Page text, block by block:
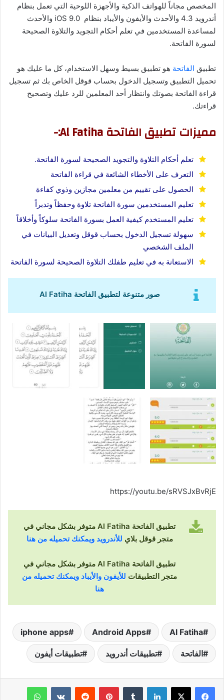
المخصص مجاناً للهواتف الذكية والأجهزة اللوحية التي تعمل بنظام
أندرويد 4.3 والأحدث والأيفون والأيباد بنظام iOS 9.0 والأحدث
لمساعدة المستخدمين في تعلم أحكام التجويد والتلاوة الصحيحة
لسورة الفاتحة.
تطبيق الفاتحة هو تطبيق بسيط وسهل الاستخدام، كل ما عليك هو
تحميل التطبيق وتسجيل الدخول بحساب قوقل الخاص بك ثم تسجيل
قراءة الفاتحة بصوتك وانتظار أحد المعلمين للرد عليك وتصحيح
قراءتك.
مميزات تطبيق الفاتحة Al Fatiha:-
تعلم أحكام التلاوة والتجويد الصحيحة لسورة الفاتحة.
التعرف على الأخطاء الشائعة في قراءة الفاتحة
الحصول على تقييم من معلمين مجازين وذوي كفاءة
تعليم المستخدمين سورة الفاتحة تلاوة وحفظاً وتدبراً
تعليم المستخدم كيفية العمل بسورة الفاتحة سلوكاً وأخلاقاً
سهولة تسجيل الدخول بحساب قوقل وتعديل البيانات في
الملف الشخصي
الاستعانة به في تعليم طفلك التلاوة الصحيحة لسورة الفاتحة
صور متنوعة لتطبيق الفاتحة Al Fatiha
https://youtu.be/sRVSJxBvRjE
تطبيق الفاتحة Al Fatiha متوفر بشكل مجاني في
متجر قوقل بلاي للأندرويد ويمكنك تحميله من هنا
تطبيق الفاتحة Al Fatiha متوفر بشكل مجاني في
متجر التطبيقات للأيفون والأيباد ويمكنك تحميله من
هنا
Al Fatiha
Android Apps
iphone apps
الفاتحة تطبيقات أندرويد تطبيقات أيفون
لينكدإن بينتيريست